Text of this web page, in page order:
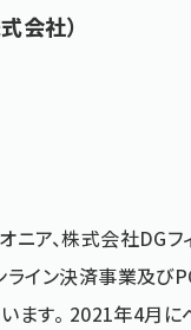
会社）
ア、株式会社DGフ
ライン決済事業及び
ます。 2021年4月に